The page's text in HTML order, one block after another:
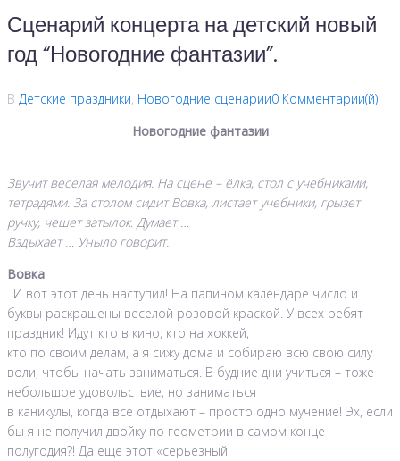
Сценарий концерта на детский новый
год “Новогодние фантазии”.
В Детские праздники, Новогодние сценарии0 Комментарии(й)
Новогодние фантазии
Звучит веселая мелодия. На сцене – ёлка, стол с учебниками,
тетрадями. За столом сидит Вовка, листает учебники, грызет
ручку, чешет затылок. Думает …
Вздыхает … Уныло говорит.
Вовка
. И вот этот день наступил! На папином календаре число и
буквы раскрашены веселой розовой краской. У всех ребят
праздник! Идут кто в кино, кто на хоккей,
кто по своим делам, а я сижу дома и собираю всю свою силу
воли, чтобы начать заниматься. В будние дни учиться – тоже
небольшое удовольствие, но заниматься
в каникулы, когда все отдыхают – просто одно мучение! Эх, если
бы я не получил двойку по геометрии в самом конце
полугодия?! Да еще этот «серьезный